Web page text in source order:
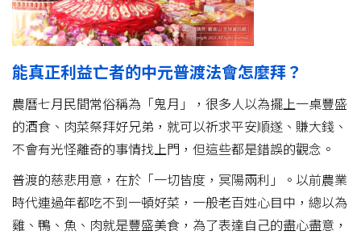
能真正利益亡者的中元普渡法會怎麼拜？
農曆七月民間常俗稱為「鬼月」，很多人以為擺上一桌豐盛
的酒食、肉菜祭拜好兄弟，就可以祈求平安順遂、賺大錢、
不會有光怪離奇的事情找上門，但這些都是錯誤的觀念。
普渡的慈悲用意，在於「一切皆度，冥陽兩利」。以前農業
時代連過年都吃不到一頓好菜，一般老百姓心目中，總以為
雞、鴨、魚、肉就是豐盛美食，為了表達自己的盡心盡意，